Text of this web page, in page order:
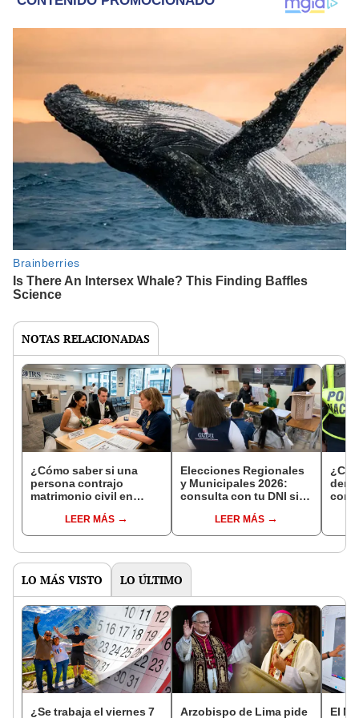
NOTAS RELACIONADAS
¿Cómo saber si una
persona contrajo
matrimonio civil en
LEER MÁS
Elecciones Regionales
y Municipales 2026:
consulta con tu DNI si
de mesa para este 4 de
octubre en el link oficial
LEER MÁS
con
LO MÁS VISTO LO ÚLTIMO
¿Se trabaja el viernes 7
Arzobispo de Lima pide
El